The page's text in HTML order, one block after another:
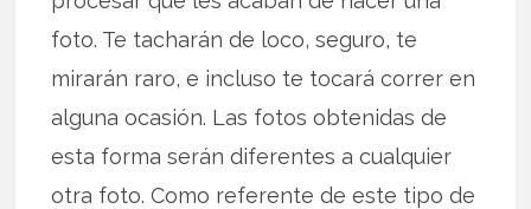
foto. Te tacharán de loco, seguro, te
mirarán raro, e incluso te tocará correr en
alguna ocasión. Las fotos obtenidas de
esta forma serán diferentes a cualquier
otra foto. Como referente de este tipo de